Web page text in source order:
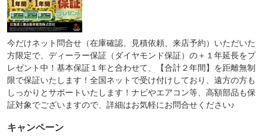
今だけネット問合せ（在庫確認、見積依頼、来店予約）いただいた
方限定で、ディーラー保証（ダイヤモンド保証）の＋１年延長をプ
レゼント中！基本保証１年と合わせて、【合計２年間】を距離無制
限で保証いたします！全国ネットで受け付けしており、遠方の方も
しっかりとサポートいたします！ナビやエアコン等、高額部品も保
証対象でございますので、詳細はお気軽にお問合せください♪
キャンペーン